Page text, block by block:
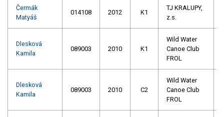
Čermák
Matyáš
014108 2012 K1
TJ KRALUPY,
z.s.
Dlesková
Kamila
089003 2010 K1
Wild Water
Canoe Club
FROL
Dlesková
Kamila
089003 2010 C2
Wild Water
Canoe Club
FROL